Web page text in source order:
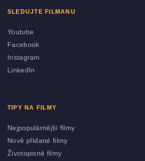
SLEDUJTE FILMANU
Youtube
Facebook
Instagram
LinkedIn
TIPY NA FILMY
Nejpopulárnější filmy
Nově přidané filmy
Životopisné filmy